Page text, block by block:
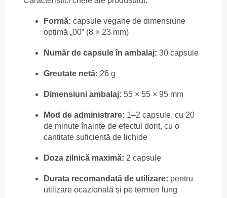
Formă: capsule vegane de dimensiune
optimă „00” (8 × 23 mm)
Număr de capsule în ambalaj: 30 capsule
Greutate netă: 26 g
Dimensiuni ambalaj: 55 × 55 × 95 mm
Mod de administrare: 1–2 capsule, cu 20
de minute înainte de efectul dorit, cu o
cantitate suficientă de lichide
Doza zilnică maximă: 2 capsule
Durata recomandată de utilizare: pentru
utilizare ocazională și pe termen lung